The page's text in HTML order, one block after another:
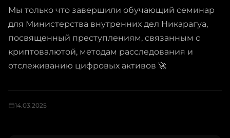
Мы только что завершили обучающий семинар
для Министерства внутренних дел Никарагуа,
посвященный преступлениям, связанным с
криптовалютой, методам расследования и
отслеживанию цифровых активов 🚀
14.03.2025